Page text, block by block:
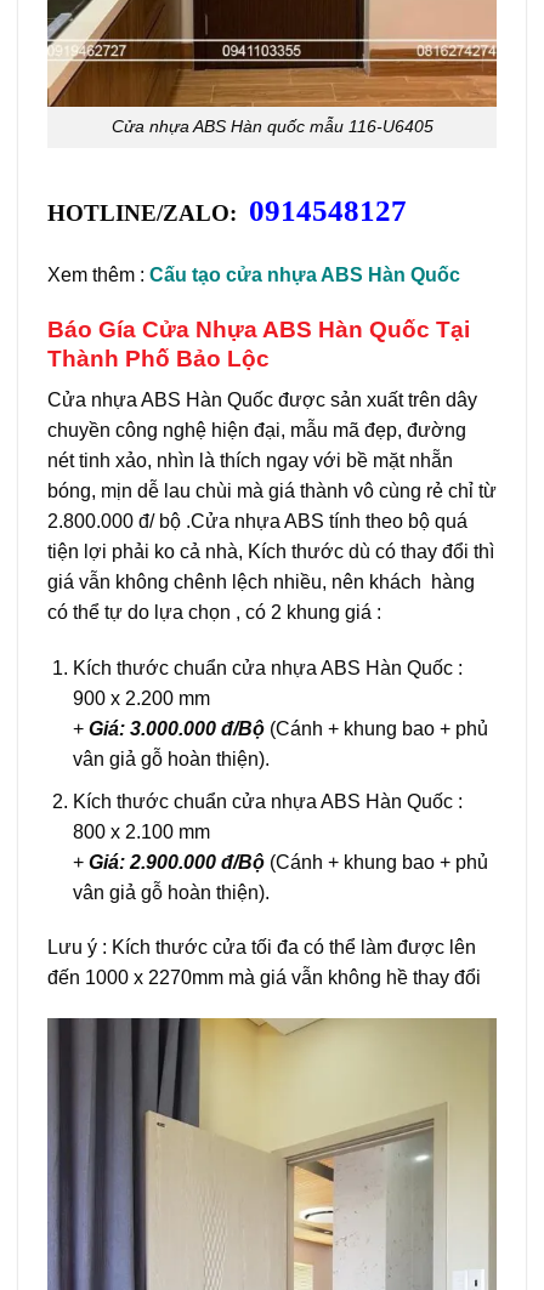
Cửa nhựa ABS Hàn quốc mẫu 116-U6405
HOTLINE/ZALO: 0914548127
Xem thêm : Cấu tạo cửa nhựa ABS Hàn Quốc
Báo Gía Cửa Nhựa ABS Hàn Quốc Tại
Thành Phố Bảo Lộc
Cửa nhựa ABS Hàn Quốc được sản xuất trên dây
chuyền công nghệ hiện đại, mẫu mã đẹp, đường
nét tinh xảo, nhìn là thích ngay với bề mặt nhẵn
bóng, mịn dễ lau chùi mà giá thành vô cùng rẻ chỉ từ
2.800.000 đ/ bộ .Cửa nhựa ABS tính theo bộ quá
tiện lợi phải ko cả nhà, Kích thước dù có thay đổi thì
giá vẫn không chênh lệch nhiều, nên khách hàng
có thể tự do lựa chọn , có 2 khung giá :
Kích thước chuẩn cửa nhựa ABS Hàn Quốc :
900 x 2.200 mm
+ Giá: 3.000.000 đ/Bộ(Cánh + khung bao + phủ
vân giả gỗ hoàn thiện).
Kích thước chuẩn cửa nhựa ABS Hàn Quốc :
800 x 2.100 mm
+Giá: 2.900.000 đ/Bộ(Cánh + khung bao + phủ
vân giả gỗ hoàn thiện).
Lưu ý : Kích thước cửa tối đa có thể làm được lên
đến 1000 x 2270mm mà giá vẫn không hề thay đổi